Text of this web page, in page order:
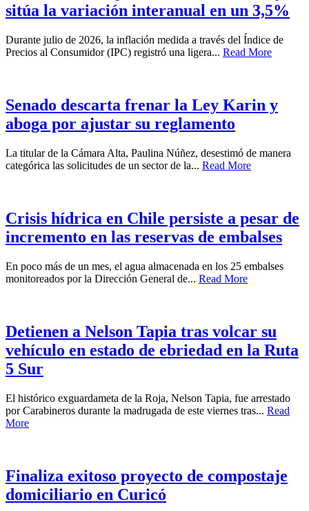
sitúa la variación interanual en un 3,5%
Durante julio de 2026, la inflación medida a través del Índice de
Precios al Consumidor (IPC) registró una ligera... Read More
Senado descarta frenar la Ley Karin y
aboga por ajustar su reglamento
La titular de la Cámara Alta, Paulina Núñez, desestimó de manera
categórica las solicitudes de un sector de la... Read More
Crisis hídrica en Chile persiste a pesar de
incremento en las reservas de embalses
En poco más de un mes, el agua almacenada en los 25 embalses
monitoreados por la Dirección General de... Read More
Detienen a Nelson Tapia tras volcar su
vehículo en estado de ebriedad en la Ruta
5 Sur
El histórico exguardameta de la Roja, Nelson Tapia, fue arrestado
por Carabineros durante la madrugada de este viernes tras... Read
More
Finaliza exitoso proyecto de compostaje
domiciliario en Curicó